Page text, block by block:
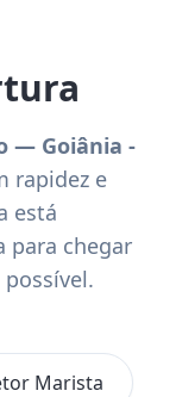
— Goiânia -
rapidez e
está
para chegar
Marista